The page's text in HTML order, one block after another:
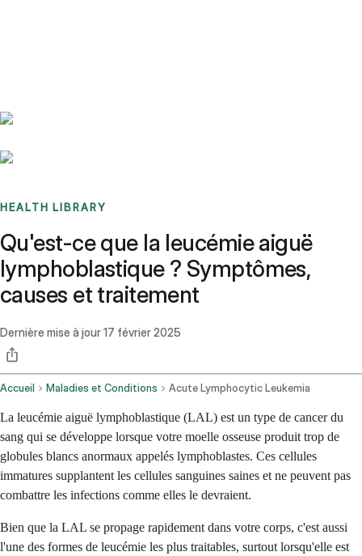
HEALTH LIBRARY
Qu'est-ce que la leucémie aiguë
lymphoblastique ? Symptômes,
causes et traitement
Dernière mise à jour17 février 2025
Accueil Maladies et Conditions Acute Lymphocytic Leukemia
La leucémie aiguë lymphoblastique (LAL) est un type de cancer du
sang qui se développe lorsque votre moelle osseuse produit trop de
globules blancs anormaux appelés lymphoblastes. Ces cellules
immatures supplantent les cellules sanguines saines et ne peuvent pas
combattre les infections comme elles le devraient.
Bien que la LAL se propage rapidement dans votre corps, c'est aussi
l'une des formes de leucémie les plus traitables, surtout lorsqu'elle est